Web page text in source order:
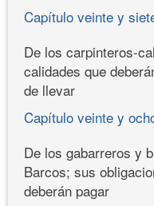
Capítulo veinte y
De los carpinteros-
calidades que
de llevar
Capítulo veinte y
De los gabarreros y
Barcos; sus
deberán pagar